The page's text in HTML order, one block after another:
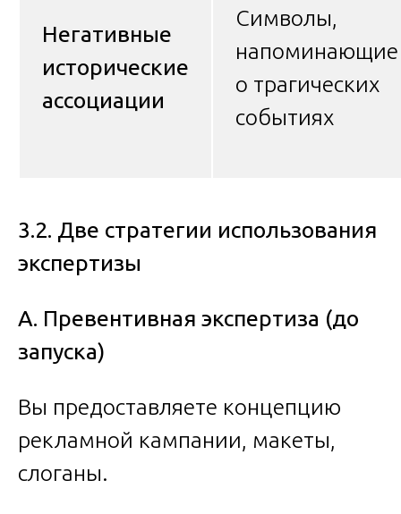
Негативные
исторические
ассоциации
Символы,
напоминающие
о трагических
событиях
3.2. Две стратегии использования
экспертизы
А. Превентивная экспертиза (до
запуска)
Вы предоставляете концепцию
рекламной кампании, макеты,
слоганы.